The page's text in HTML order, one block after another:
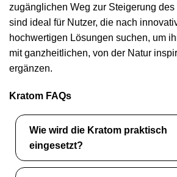
zugänglichen Weg zur Steigerung
sind ideal für Nutzer, die nach
hochwertigen Lösungen suchen, um
mit ganzheitlichen, von der Natur
ergänzen.
Kratom FAQs
Wie wird die Kratom praktisch
eingesetzt?